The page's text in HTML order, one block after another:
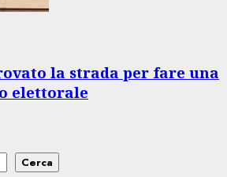
la strada per fare una
elettorale
Cerca